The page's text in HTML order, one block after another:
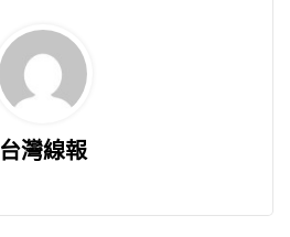
台灣線報